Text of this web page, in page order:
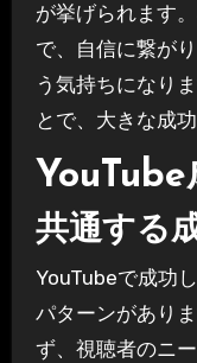
が挙げられます
で、自信に繋が
う気持ちになり
とで、大きな成
共通する
YouTubeで成功
パターンがあり
ず、視聴者のニ